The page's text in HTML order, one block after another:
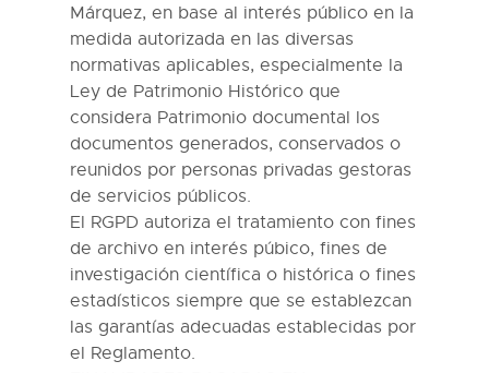
Márquez, en base al interés público en la
medida autorizada en las diversas
normativas aplicables, especialmente la
Ley de Patrimonio Histórico que
considera Patrimonio documental los
documentos generados, conservados o
reunidos por personas privadas gestoras
de servicios públicos.
El RGPD autoriza el tratamiento con fines
de archivo en interés púbico, fines de
investigación científica o histórica o fines
estadísticos siempre que se establezcan
las garantías adecuadas establecidas por
el Reglamento.